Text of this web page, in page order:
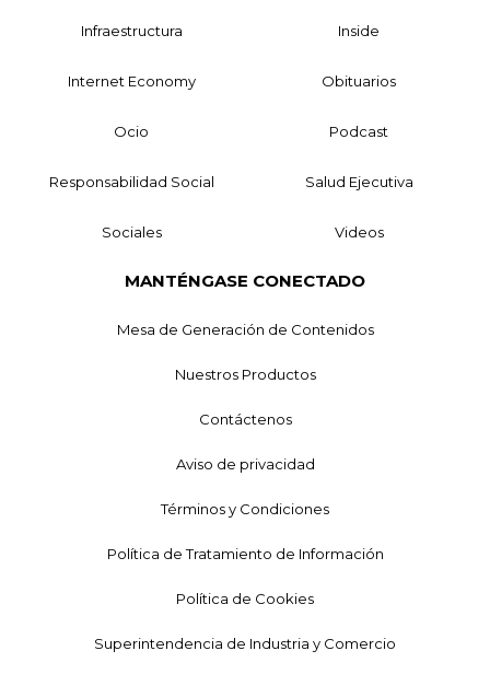
Infraestructura Inside
Internet Economy Obituarios
Ocio Podcast
Responsabilidad Social Salud Ejecutiva
Sociales Videos
MANTÉNGASE CONECTADO
Mesa de Generación de Contenidos
Nuestros Productos
Contáctenos
Aviso de privacidad
Términos y Condiciones
Política de Tratamiento de Información
Política de Cookies
Superintendencia de Industria y Comercio